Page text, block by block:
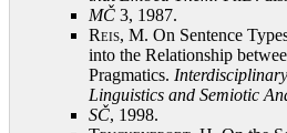
MČ 3, 1987.
Reis, M. On Sentence
into the Relationship
Pragmatics.
Linguistics and Semiotic
SČ, 1998.